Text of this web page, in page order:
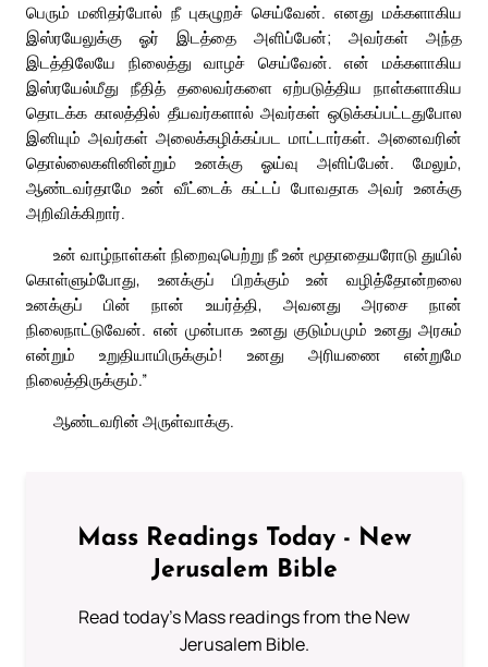
பெரும் மனிதர்போல் நீ புகழுறச் செய்வேன். எனது மக்களாகிய
இஸ்ரயேலுக்கு ஓர் இடத்தை அளிப்பேன்; அவர்கள் அந்த
இடத்திலேயே நிலைத்து வாழச் செய்வேன். என் மக்களாகிய
இஸ்ரயேல்மீது நீதித் தலைவர்களை ஏற்படுத்திய நாள்களாகிய
தொடக்க காலத்தில் தீயவர்களால் அவர்கள் ஒடுக்கப்பட்டதுபோல
இனியும் அவர்கள் அலைக்கழிக்கப்பட மாட்டார்கள். அனைவரின்
தொல்லைகளினின்றும் உனக்கு ஓய்வு அளிப்பேன். மேலும்,
ஆண்டவர்தாமே உன் வீட்டைக் கட்டப் போவதாக அவர் உனக்கு
அறிவிக்கிறார்.
உன் வாழ்நாள்கள் நிறைவுபெற்று நீ உன் மூதாதையரோடு துயில்
கொள்ளும்போது, உனக்குப் பிறக்கும் உன் வழித்தோன்றலை
உனக்குப் பின் நான் உயர்த்தி, அவனது அரசை நான்
நிலைநாட்டுவேன். என் முன்பாக உனது குடும்பமும் உனது அரசும்
என்றும் உறுதியாயிருக்கும்! உனது அரியணை என்றுமே
நிலைத்திருக்கும்.”
ஆண்டவரின் அருள்வாக்கு.
Mass Readings Today - New
Jerusalem Bible
Read today's Mass readings from the New
Jerusalem Bible.